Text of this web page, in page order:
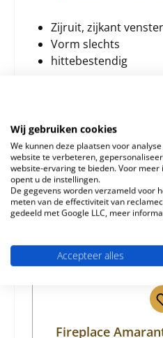
Zijruit, zijkant venster
Vorm slechts
hittebestendig
Toebehoren
Productgalerij overslaan
Fireplace
Wij gebruiken cookies
We kunnen deze plaatsen voor
website te verbeteren,
website-ervaring te bieden. Voor
opent u de instellingen.
De gegevens worden verzameld voor
meten van de effectiviteit van
gedeeld met Google LLC, meer
Accepteer alles